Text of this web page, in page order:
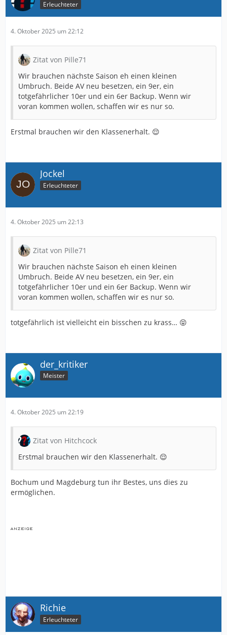
Erleuchteter
4. Oktober 2025 um 22:12
Zitat von Pille71
Wir brauchen nächste Saison eh einen kleinen
Umbruch. Beide AV neu besetzen, ein 9er, ein
totgefährlicher 10er und ein 6er Backup. Wenn wir
voran kommen wollen, schaffen wir es nur so.
Erstmal brauchen wir den Klassenerhalt. 😌
Jockel
Erleuchteter
4. Oktober 2025 um 22:13
Zitat von Pille71
Wir brauchen nächste Saison eh einen kleinen
Umbruch. Beide AV neu besetzen, ein 9er, ein
totgefährlicher 10er und ein 6er Backup. Wenn wir
voran kommen wollen, schaffen wir es nur so.
totgefährlich ist vielleicht ein bisschen zu krass… 😝
der_kritiker
Meister
4. Oktober 2025 um 22:19
Zitat von Hitchcock
Erstmal brauchen wir den Klassenerhalt. 😌
Bochum und Magdeburg tun ihr Bestes, uns dies zu
ermöglichen.
Richie
Erleuchteter